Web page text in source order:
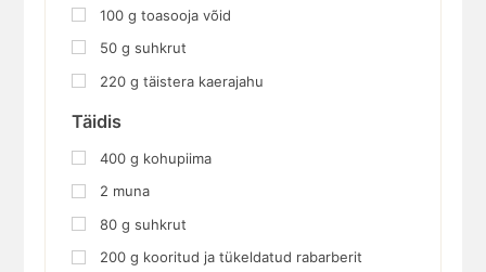
100 g toasooja võid
50 g suhkrut
220 g täistera kaerajahu
Täidis
400 g kohupiima
2 muna
80 g suhkrut
200 g kooritud ja tükeldatud rabarberit